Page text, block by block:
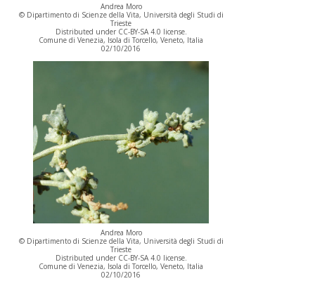
Andrea Moro
© Dipartimento di Scienze della Vita, Università degli Studi di
Trieste
Distributed under CC-BY-SA 4.0 license.
Comune di Venezia, Isola di Torcello, Veneto, Italia
02/10/2016
Andrea Moro
© Dipartimento di Scienze della Vita, Università degli Studi di
Trieste
Distributed under CC-BY-SA 4.0 license.
Comune di Venezia, Isola di Torcello, Veneto, Italia
02/10/2016